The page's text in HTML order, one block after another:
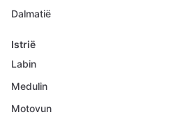
Dalmatië
Istrië
Labin
Medulin
Motovun